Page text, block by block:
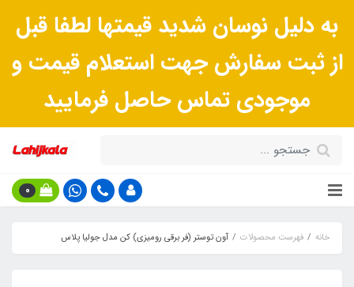
به دلیل نوسان شدید قیمتها لطفا قبل
از ثبت سفارش جهت استعلام قیمت و
موجودی تماس حاصل فرمایید
0
خانه فهرست محصولات آون توستر (فر برقی رومیزی) کن مدل جولیا پلاس